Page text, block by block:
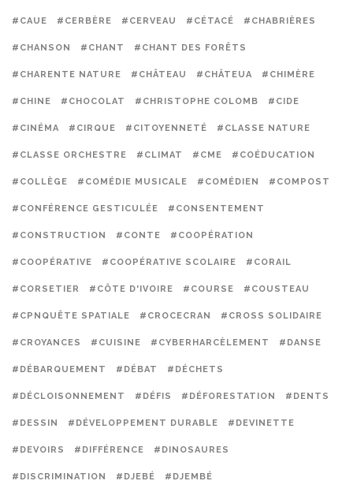
#CAUE #CERBÈRE #CERVEAU #CÉTACÉ #CHABRIÈRES
#CHANSON #CHANT #CHANT DES FORÊTS
#CHARENTE NATURE #CHÂTEAU #CHÂTEUA #CHIMÈRE
#CHINE #CHOCOLAT #CHRISTOPHE COLOMB #CIDE
#CINÉMA #CIRQUE #CITOYENNETÉ #CLASSE NATURE
#CLASSE ORCHESTRE #CLIMAT #CME #COÉDUCATION
#COLLÈGE #COMÉDIE MUSICALE #COMÉDIEN #COMPOST
#CONFÉRENCE GESTICULÉE #CONSENTEMENT
#CONSTRUCTION #CONTE #COOPÉRATION
#COOPÉRATIVE #COOPÉRATIVE SCOLAIRE #CORAIL
#CORSETIER #CÔTE D'IVOIRE #COURSE #COUSTEAU
#CPNQUÊTE SPATIALE #CROCECRAN #CROSS SOLIDAIRE
#CROYANCES #CUISINE #CYBERHARCÈLEMENT #DANSE
#DÉBARQUEMENT #DÉBAT #DÉCHETS
#DÉCLOISONNEMENT #DÉFIS #DÉFORESTATION #DENTS
#DESSIN #DÉVELOPPEMENT DURABLE #DEVINETTE
#DEVOIRS #DIFFÉRENCE #DINOSAURES
#DISCRIMINATION #DJEBÉ #DJEMBÉ